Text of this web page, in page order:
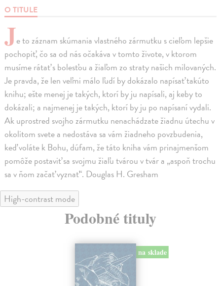
O TITULE
Je to záznam skúmania vlastného zármutku s cieľom lepšie
pochopiť, čo sa od nás očakáva v tomto živote, v ktorom
musíme rátať s bolesťou a žiaľom zo straty našich milovaných.
Je pravda, že len veľmi málo ľudí by dokázalo napísať takúto
knihu; ešte menej je takých, ktorí by ju napísali, aj keby to
dokázali; a najmenej je takých, ktorí by ju po napísaní vydali.
Ak uprostred svojho zármutku nenachádzate žiadnu útechu v
okolitom svete a nedostáva sa vám žiadneho povzbudenia,
keď voláte k Bohu, dúfam, že táto kniha vám prinajmenšom
pomôže postaviť sa svojmu žiaľu tvárou v tvár a „aspoň trochu
sa v ňom začať vyznať“. Douglas H. Gresham
High-contrast mode
Podobné tituly
na sklade